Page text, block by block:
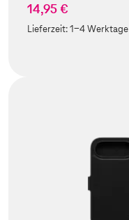
14,95 €
Lieferzeit:1-4 Werktage